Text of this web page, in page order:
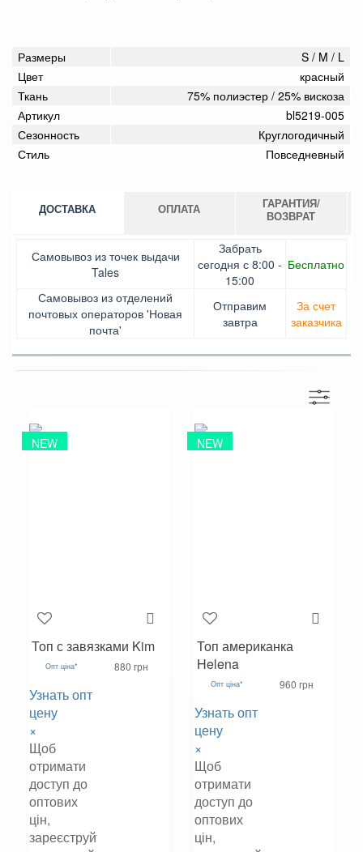
Размеры
S / M / L
Цвет
красный
Ткань
75% полиэстер / 25% вискоза
Артикул
bl5219-005
Сезонность
Круглогодичный
Стиль
Повседневный
ДОСТАВКА
Самовывоз из точек выдачи
Tales
Забрать
сегодня с 8:00 -
15:00
Бесплатно
Самовывоз из отделений
почтовых операторов 'Новая
почта'
Отправим
завтра
За счет
заказчика
ОПЛАТА
Оплата при получении товара, Картой онлайн,
Google Pay, Безналичными для юридических лиц,
Безналичными для физических лиц, Apple Pay,
Mastercard, Visa
ГАРАНТИЯ/
ВОЗВРАТ
Гарантия. Обмен/возврат товара в течение 14 дней.
Доставка за счет заказчика
NEW
Топ с завязками Kim
Опт ціна*
Узнать опт
цену
×
Щоб
отримати
доступ до
оптових
цін,
зареєструйтеся
880 грн
NEW
Топ американка
Helena
Опт ціна*
Узнать опт
цену
×
Щоб
отримати
доступ до
оптових
цін,
960 грн